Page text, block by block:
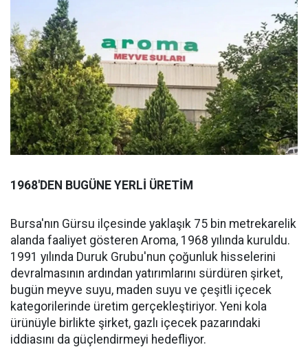
1968'DEN BUGÜNE YERLİ ÜRETİM
Bursa'nın Gürsu ilçesinde yaklaşık 75 bin metrekarelik
alanda faaliyet gösteren Aroma, 1968 yılında kuruldu.
1991 yılında Duruk Grubu'nun çoğunluk hisselerini
devralmasının ardından yatırımlarını sürdüren şirket,
bugün meyve suyu, maden suyu ve çeşitli içecek
kategorilerinde üretim gerçekleştiriyor. Yeni kola
ürünüyle birlikte şirket, gazlı içecek pazarındaki
iddiasını da güçlendirmeyi hedefliyor.